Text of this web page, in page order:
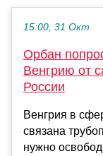
15:00, 31 Окт
Орбан
Венгрию от
России
Венгрия в
связана
нужно